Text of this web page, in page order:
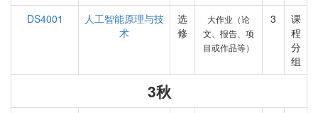
DS4001
人工智能原理与技
术
选
修
大作业（论
文、报告、项
目或作品等）
3
课
程
分
组
3秋